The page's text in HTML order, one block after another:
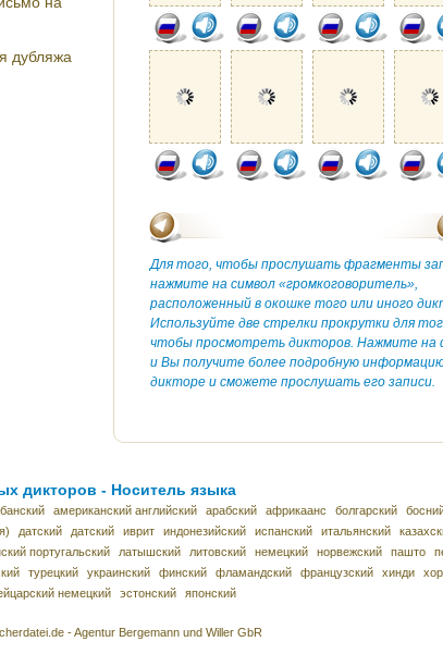
дубляжа
Для того, чтобы прослушать фрагменты
нажмите на символ «громкоговоритель»,
расположенный в окошке того или иного
Используйте две стрелки прокрутки для
чтобы просмотреть дикторов. Нажмите на
и Вы получите более подробную
дикторе и сможете прослушать его записи.
дикторов - Носитель языка
американский английский арабский африкаанс болгарский
датский датский иврит индонезийский испанский итальянский
португальский латышский литовский немецкий норвежский пашто
турецкий украинский финский фламандский французский хинди
немецкий эстонский японский
- Agentur Bergemann und Willer GbR